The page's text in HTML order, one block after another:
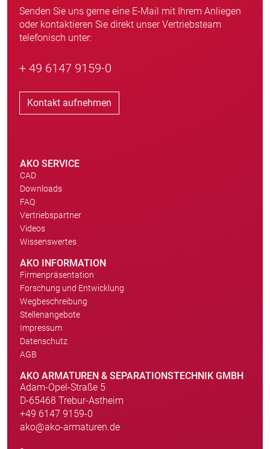
Senden Sie uns gerne eine E-Mail mit Ihrem Anliegen
oder kontaktieren Sie direkt unser Vertriebsteam
telefonisch unter:
+ 49 6147 9159-0
Kontakt aufnehmen
AKO SERVICE
CAD
Downloads
FAQ
Vertriebspartner
Videos
Wissenswertes
AKO INFORMATION
Firmenpräsentation
Forschung und Entwicklung
Wegbeschreibung
Stellenangebote
Impressum
Datenschutz
AGB
AKO ARMATUREN & SEPARATIONSTECHNIK GMBH
Adam-Opel-Straße 5
D-65468 Trebur-Astheim
+49 6147 9159-0
ako@ako-armaturen.de